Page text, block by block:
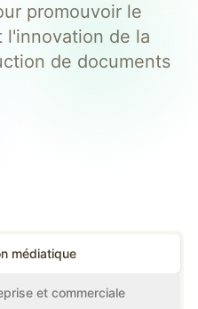
promouvoir le
l'innovation de la
de documents
médiatique
et commerciale